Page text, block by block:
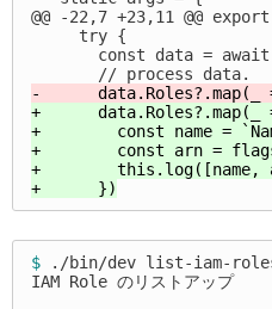
@@ -22,7 +23,11 @@
     try {
const data =
+      data.Roles?.map(_
+        const name =
+        const arn =
+
$ ./bin/dev list-iam-
IAM Role のリストアップ